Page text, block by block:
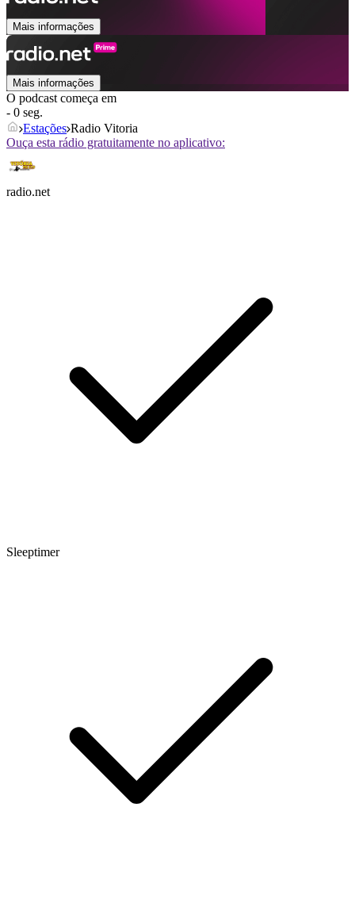
Mais informações
Mais informações
O podcast começa em
- 0 seg.
Estações Radio Vitoria
Ouça esta rádio gratuitamente no aplicativo:
radio.net
Sleeptimer